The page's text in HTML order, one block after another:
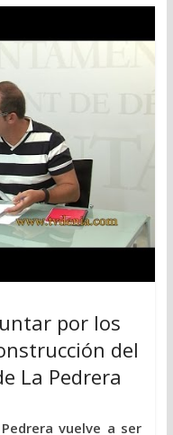
por los
del
La Pedrera
vuelve a ser